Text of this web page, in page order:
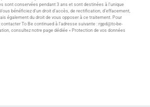
sont conservées pendant 3 ans et sont destinées à l’unique
bénéficiez d’un droit d’accès, de rectification, d’effacement,
également du droit de vous opposer à ce traitement. Pour
To Be continued à l’adresse suivante : rgpd@to-be-
consultez notre page dédiée « Protection de vos données